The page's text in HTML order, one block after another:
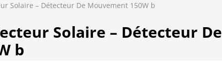
Solaire – Détecteur De Mouvement 150W b
Solaire – Détecteur De
b